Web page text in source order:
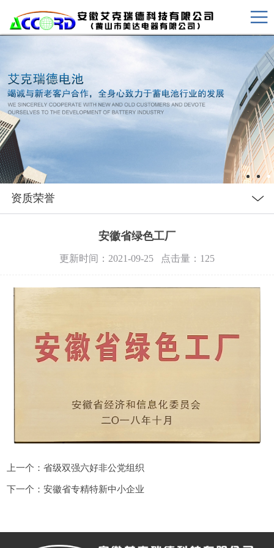
资质荣誉
安徽省绿色工厂
更新时间：2021-09-25 点击量： 125
上一个：省级双强六好非公党组织
下一个：安徽省专精特新中小企业